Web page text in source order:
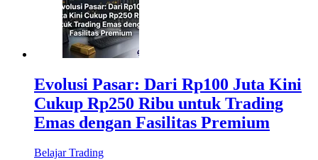
Evolusi Pasar: Dari Rp100 Juta Kini
Cukup Rp250 Ribu untuk Trading
Emas dengan Fasilitas Premium
Belajar Trading